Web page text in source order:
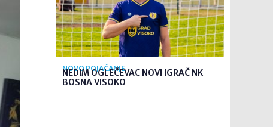
NOVO POJAČANJE
NEDIM OGLEČEVAC NOVI IGRAČ NK
BOSNA VISOKO